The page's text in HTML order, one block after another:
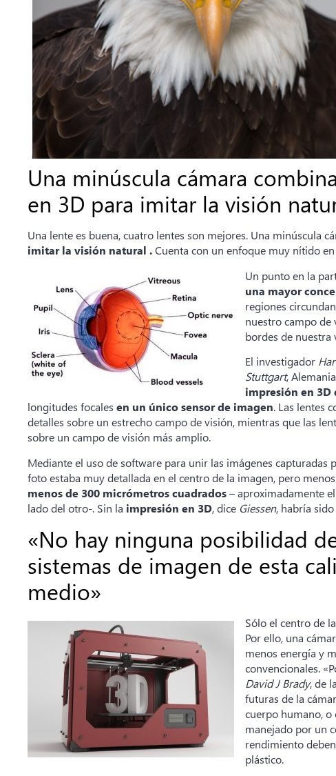
Una minúscula cámara
en 3D para imitar la visión
Una lente es buena, cuatro lentes son mejores. Una minúscula
imitar la visión natural .Cuenta con un enfoque muy nítido
Un punto en la
una mayor
regiones
nuestro campo de
bordes de
El investigador
Stuttgart,
impresión en 3D
longitudes focales en un único sensor de imagen. Las lentes
detalles sobre un estrecho campo de visión, mientras que las
sobre un campo de visión más amplio.
Mediante el uso de software para unir las imágenes capturadas
foto estaba muy detallada en el centro de la imagen, pero
menos de 300 micrómetros cuadrados– aproximadamente
lado del otro-. Sin la impresión en 3D, dice Giessen, habría
«No hay ninguna posibilidad
sistemas de imagen de esta
medio»
Sólo el centro de
Por ello, una
menos energía y
convencionales.
David J Brady, de la
futuras de la
cuerpo humano, o
manejado por un
rendimiento
plástico.